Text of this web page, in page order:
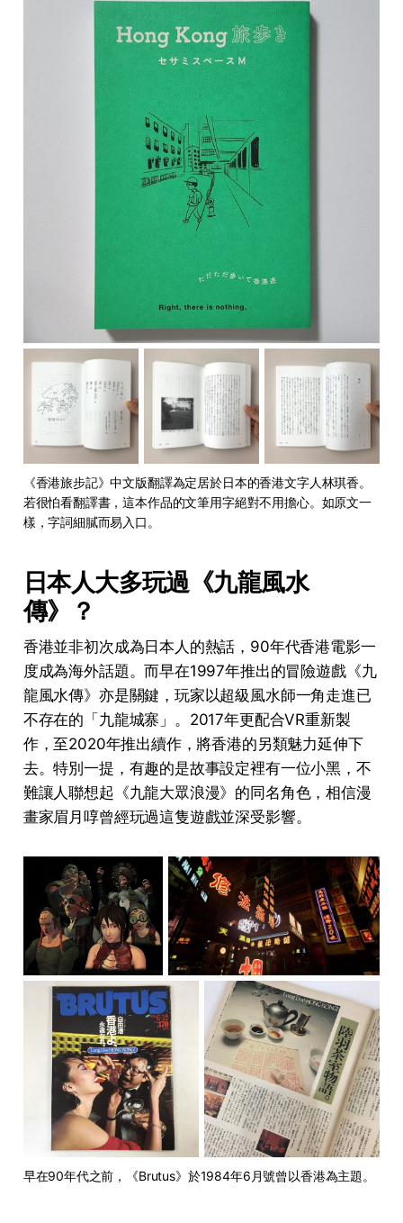
《香港旅步記》中文版翻譯為定居於日本的香港文字人林琪香。
若很怕看翻譯書，這本作品的文筆用字絕對不用擔心。如原文一
樣，字詞細膩而易入口。
日本人大多玩過《九龍風水
傳》？
香港並非初次成為日本人的熱話，90年代香港電影一
度成為海外話題。而早在1997年推出的冒險遊戲《九
龍風水傳》亦是關鍵，玩家以超級風水師一角走進已
不存在的「九龍城寨」。2017年更配合VR重新製
作，至2020年推出續作，將香港的另類魅力延伸下
去。特別一提，有趣的是故事設定裡有一位小黑，不
難讓人聯想起《九龍大眾浪漫》的同名角色，相信漫
畫家眉月啍曾經玩過這隻遊戲並深受影響。
早在90年代之前，《Brutus》於1984年6月號曾以香港為主題。